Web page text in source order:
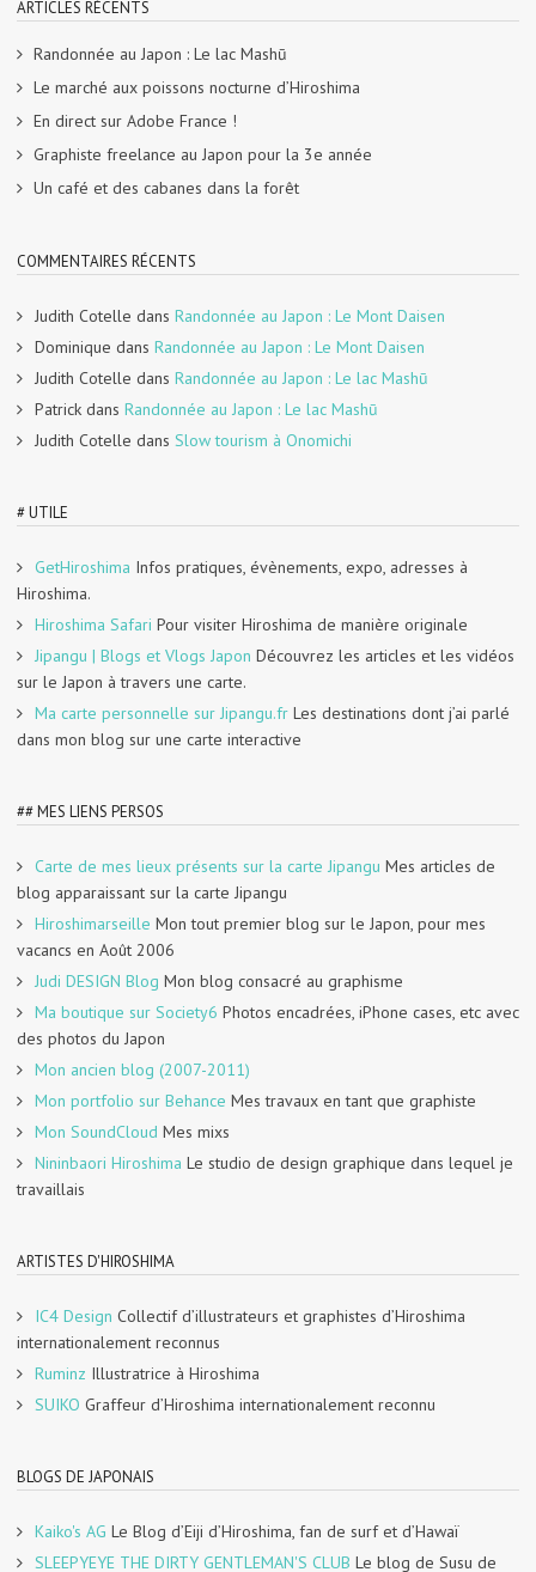
ARTICLES RÉCENTS
Randonnée au Japon : Le lac Mashū
Le marché aux poissons nocturne d’Hiroshima
En direct sur Adobe France !
Graphiste freelance au Japon pour la 3e année
Un café et des cabanes dans la forêt
COMMENTAIRES RÉCENTS
Judith Cotelle dans Randonnée au Japon : Le Mont Daisen
Dominique dans Randonnée au Japon : Le Mont Daisen
Judith Cotelle dans Randonnée au Japon : Le lac Mashū
Patrick dans Randonnée au Japon : Le lac Mashū
Judith Cotelle dans Slow tourism à Onomichi
# UTILE
GetHiroshima Infos pratiques, évènements, expo, adresses à
Hiroshima.
Hiroshima Safari Pour visiter Hiroshima de manière originale
Jipangu | Blogs et Vlogs Japon Découvrez les articles et les vidéos
sur le Japon à travers une carte.
Ma carte personnelle sur Jipangu.fr Les destinations dont j’ai parlé
dans mon blog sur une carte interactive
## MES LIENS PERSOS
Carte de mes lieux présents sur la carte Jipangu Mes articles de
blog apparaissant sur la carte Jipangu
Hiroshimarseille Mon tout premier blog sur le Japon, pour mes
vacancs en Août 2006
Judi DESIGN Blog Mon blog consacré au graphisme
Ma boutique sur Society6 Photos encadrées, iPhone cases, etc avec
des photos du Japon
Mon ancien blog (2007-2011)
Mon portfolio sur Behance Mes travaux en tant que graphiste
Mon SoundCloud Mes mixs
Nininbaori Hiroshima Le studio de design graphique dans lequel je
travaillais
ARTISTES D'HIROSHIMA
IC4 Design Collectif d’illustrateurs et graphistes d’Hiroshima
internationalement reconnus
Ruminz Illustratrice à Hiroshima
SUIKO Graffeur d’Hiroshima internationalement reconnu
BLOGS DE JAPONAIS
Kaiko's AG Le Blog d’Eiji d’Hiroshima, fan de surf et d’Hawaï
SLEEPYEYE THE DIRTY GENTLEMAN'S CLUB Le blog de Susu de